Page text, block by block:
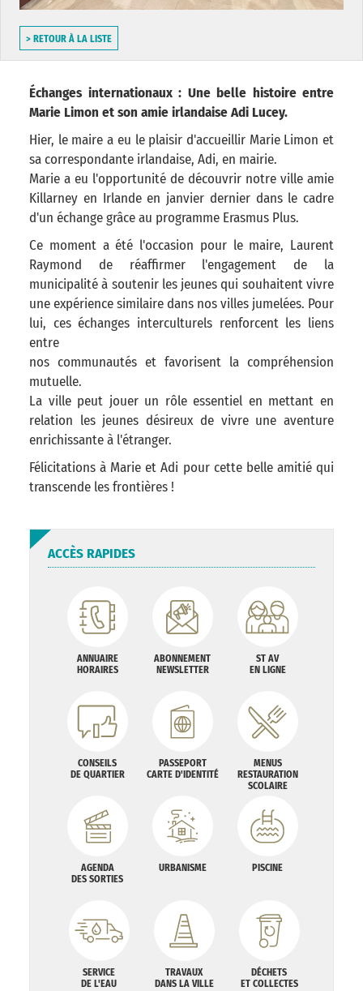
> RETOUR À LA LISTE
Échanges internationaux : Une belle histoire entre
Marie Limon et son amie irlandaise Adi Lucey.
Hier, le maire a eu le plaisir d'accueillir Marie Limon et
sa correspondante irlandaise, Adi, en mairie.
Marie a eu l'opportunité de découvrir notre ville amie
Killarney en Irlande en janvier dernier dans le cadre
d'un échange grâce au programme Erasmus Plus.
Ce moment a été l'occasion pour le maire, Laurent
Raymond de réaffirmer l'engagement de la
municipalité à soutenir les jeunes qui souhaitent vivre
une expérience similaire dans nos villes jumelées. Pour
lui, ces échanges interculturels renforcent les liens
entre
nos communautés et favorisent la compréhension
mutuelle.
La ville peut jouer un rôle essentiel en mettant en
relation les jeunes désireux de vivre une aventure
enrichissante à l'étranger.
Félicitations à Marie et Adi pour cette belle amitié qui
transcende les frontières !
ACCÈS RAPIDES
ANNUAIRE
HORAIRES
ABONNEMENT
NEWSLETTER
ST AV
EN LIGNE
CONSEILS
DE QUARTIER
PASSEPORT
CARTE D'IDENTITÉ
MENUS
RESTAURATION
SCOLAIRE
AGENDA
DES SORTIES
URBANISME PISCINE
SERVICE
DE L'EAU
TRAVAUX
DANS LA VILLE
DÉCHETS
ET COLLECTES